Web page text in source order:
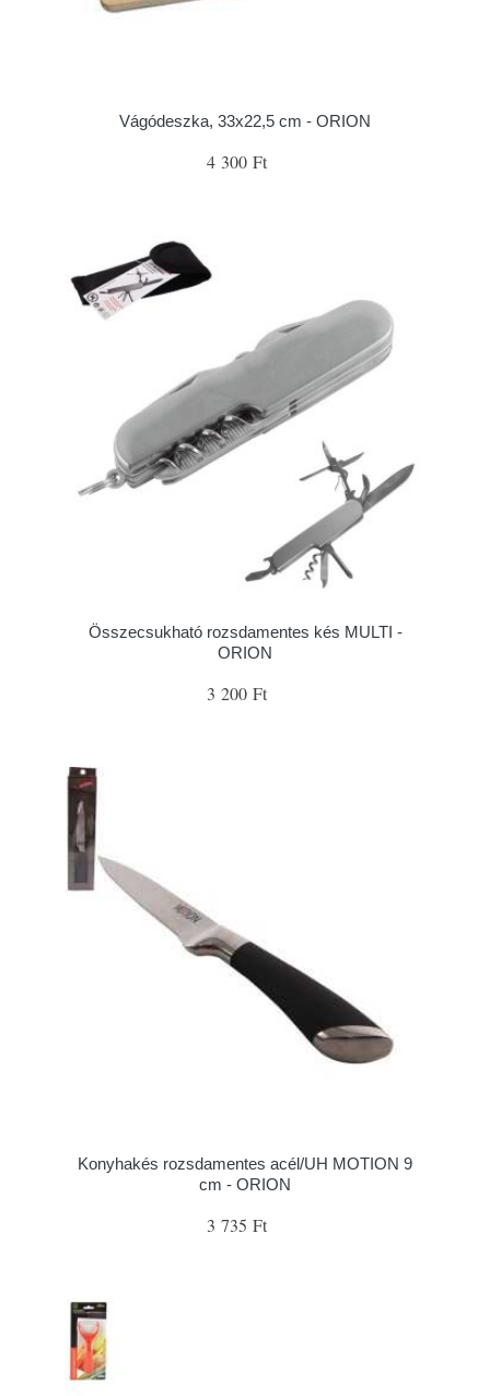
Vágódeszka, 33x22,5 cm - ORION
4 300 Ft
Összecsukható rozsdamentes kés MULTI -
ORION
3 200 Ft
Konyhakés rozsdamentes acél/UH MOTION 9
cm - ORION
3 735 Ft